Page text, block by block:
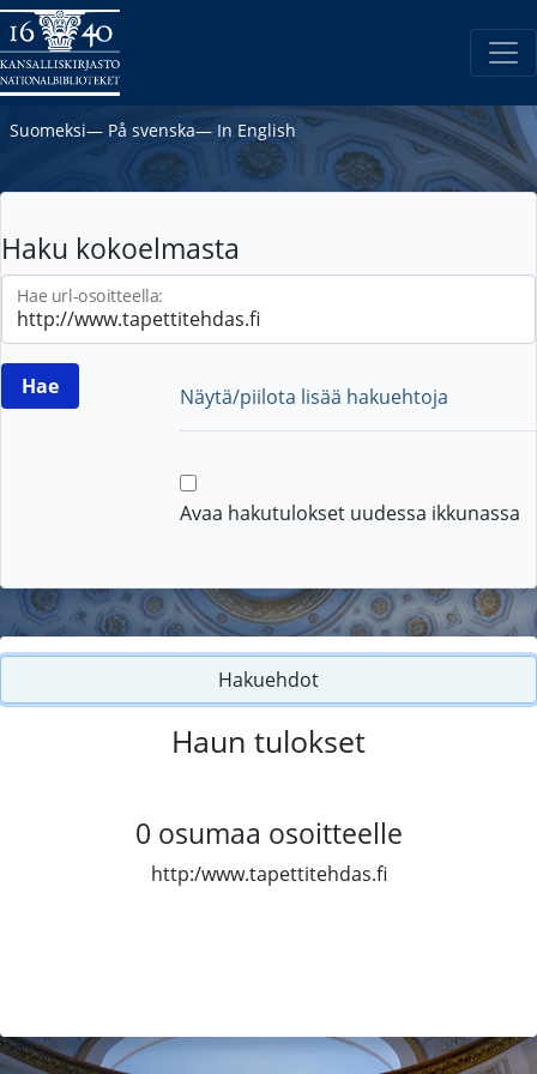
Suomeksi― På svenska― In English
Haku kokoelmasta
Hae url-osoitteella:
Näytä/piilota lisää hakuehtoja
Avaa hakutulokset uudessa ikkunassa
Hakuehdot
Haun tulokset
0 osumaa osoitteelle
http:/www.tapettitehdas.fi